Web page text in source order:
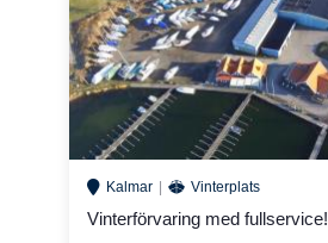
Kalmar Vinterplats
Vinterförvaring med fullservice!